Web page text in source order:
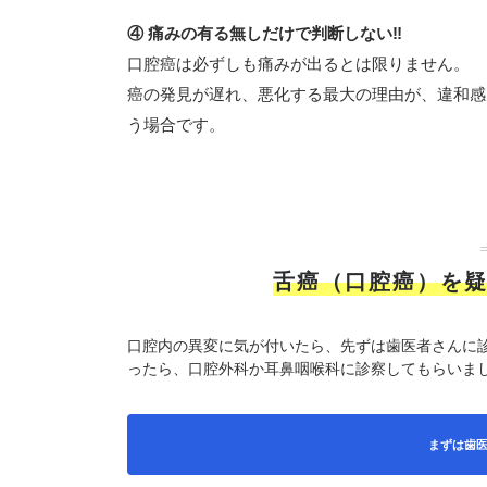
④ 痛みの有る無しだけで判断しない‼️
口腔癌は必ずしも痛みが出るとは限りません。
癌の発見が遅れ、悪化する最大の理由が、違和
う場合です。
舌癌（口腔癌）を
口腔内の異変に気が付いたら、先ずは歯医者さん
ったら、口腔外科か耳鼻咽喉科に診察してもらいま
まずは歯